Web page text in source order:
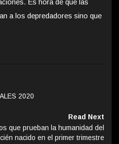
Es hora de que las
a los depredadores sino que
2020
Read Next
que prueban la humanidad del
nacido en el primer trimestre